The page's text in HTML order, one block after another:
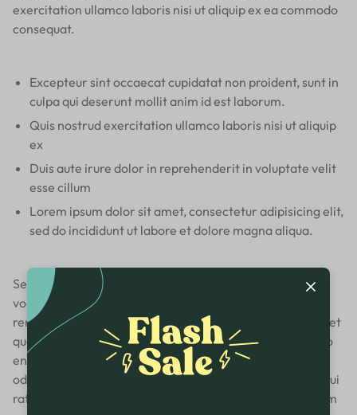
exercitation ullamco laboris nisi ut aliquip ex ea commodo
consequat.
Excepteur sint occaecat cupidatat non proident, sunt in
culpa qui deserunt mollit anim id est laborum.
Quis nostrud exercitation ullamco laboris nisi ut aliquip
ex
Duis aute irure dolor in reprehenderit in voluptate velit
esse cillum
Lorem ipsum dolor sit amet, consectetur adipisicing elit,
sed do incididunt ut labore et dolore magna aliqua.
Sed ut perspiciatis unde omnis iste natus error sit
voluptatem accusantium doloremque laudantium, totam
rem aperiam, eaque ipsa quae ab illo inventore veritatis et
quasi architecto beatae vitae dicta sunt explicabo. Nemo
enim ipsam voluptatem quia voluptas sit aspernatur aut
odit aut fugit, sed quia consequuntur magni dolores eos qui
ratione voluptatem sequi nesciunt. Neque porro quisquam